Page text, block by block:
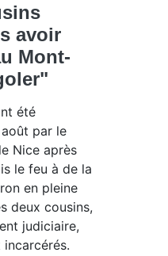
avoir
Mont-
été
par le
Nice après
le feu à de la
en pleine
deux cousins,
judiciaire,